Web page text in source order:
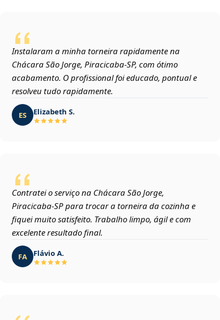
Instalaram a minha torneira rapidamente na
Chácara São Jorge, Piracicaba‑SP, com ótimo
acabamento. O profissional foi educado, pontual e
resolveu tudo rapidamente.
ES Elizabeth S.
Contratei o serviço na Chácara São Jorge,
Piracicaba‑SP para trocar a torneira da cozinha e
fiquei muito satisfeito. Trabalho limpo, ágil e com
excelente resultado final.
FA Flávio A.